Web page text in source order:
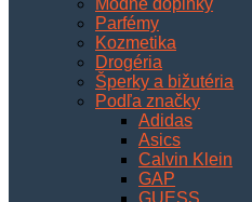
Módne doplnky
Parfémy
Kozmetika
Drogéria
Šperky a bižutéria
Podľa značky
Adidas
Asics
Calvin Klein
GAP
GUESS